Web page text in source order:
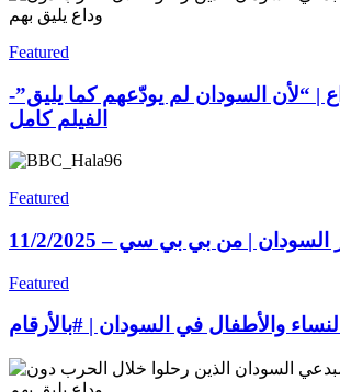
Featured
| “لأن السودان لم يودّعهم كما يليق”-
الفيلم كامل
Featured
السودان | من بي بي سي – 11/2/2025
Featured
والأطفال في السودان | #بالأرقام